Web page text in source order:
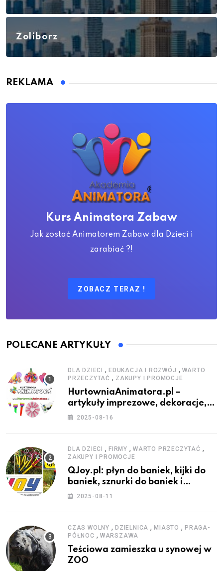
Żoliborz
REKLAMA
Kurs Animatora Zabaw
Jak zostać Animatorem Zabaw dla Dzieci i
zarabiać ?!
ZOBACZ TERAZ !
POLECANE ARTYKUŁY
DLA DZIECI , EDUKACJA I ROZWÓJ , WARTO
PRZECZYTAĆ , ZAKUPY I PROMOCJE
HurtowniaAnimatora.pl –
artykuły imprezowe, dekoracje,
stroje i akcesoria dla animatorów
2025-08-16
DLA DZIECI , FIRMY , WARTO PRZECZYTAĆ ,
ZAKUPY I PROMOCJE
QJoy.pl: płyn do baniek, kijki do
baniek, sznurki do baniek i
zestawy do baniek
2025-08-11
CZAS WOLNY , DZIELNICA ,MIASTO ,PRAGA-
PÓŁNOC , WARSZAWA
Teściowa zamieszka u synowej w
ZOO